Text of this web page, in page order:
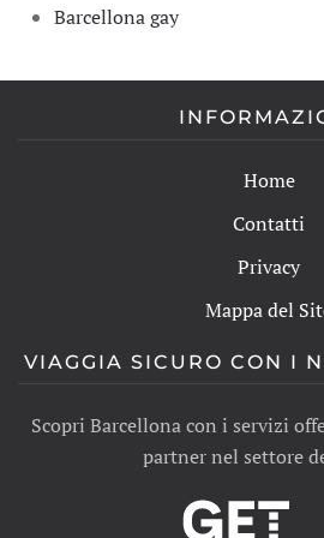
Barcellona gay
Home
Contatti
Privacy
Mappa del
VIAGGIA SICURO CON I
Scopri Barcellona con i servizi
partner nel settore